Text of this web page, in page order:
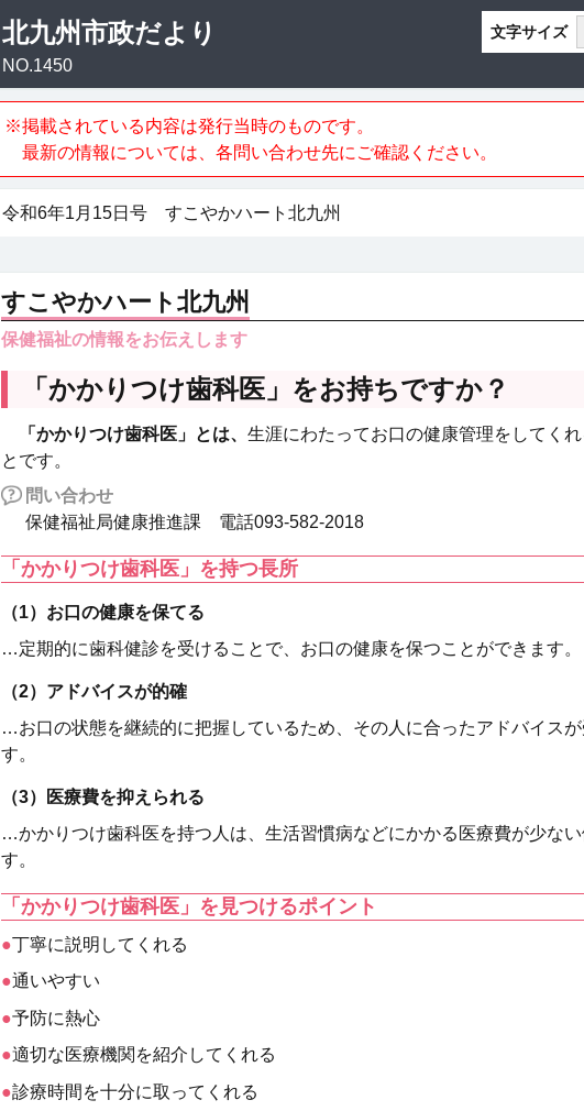
北九州市政だより
NO.1450
文字サイズ
※掲載されている内容は発行当時のものです。
最新の情報については、各問い合わせ先にご確認ください。
令和6年1月15日号 すこやかハート北九州
すこやかハート北九州
保健福祉の情報をお伝えします
「かかりつけ歯科医」をお持ちですか？
「かかりつけ歯科医」とは、 生涯にわたってお口の健康管理をしてくれ
とです。
問い合わせ
保健福祉局健康推進課 電話093-582-2018
「かかりつけ歯科医」を持つ長所
（1） お口の健康を保てる
…定期的に歯科健診を受けることで、お口の健康を保つことができます。
（2） アドバイスが的確
…お口の状態を継続的に把握しているため、その人に合ったアドバイスが
す。
（3）
医療費を抑えられる
…かかりつけ歯科医を持つ人は、生活習慣病などにかかる医療費が少ない
す。
「かかりつけ歯科医」を見つけるポイント
●丁寧に説明してくれる
●通いやすい
●予防に熱心
●適切な医療機関を紹介してくれる
●診療時間を十分に取ってくれる